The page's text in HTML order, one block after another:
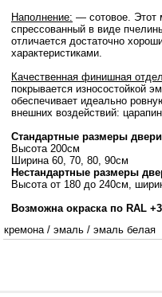
Наполнение: — сотовое. Этот
спрессованный в виде
отличается достаточно
характеристиками.
Качественная финишная
покрывается износостойкой
обеспечивает идеально
внешних воздействий:
Стандартные размеры двери
Высота 200см
Ширина 60, 70, 80, 90см
Нестандартные размеры
Высота от 180 до 240см,
Возможна окраска по RAL
кремона/ эмаль / эмаль белая